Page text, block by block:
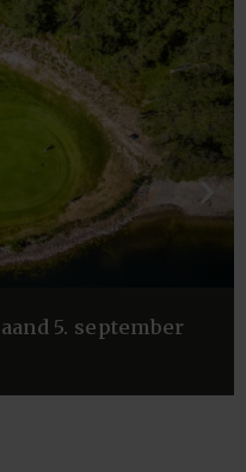
5. september